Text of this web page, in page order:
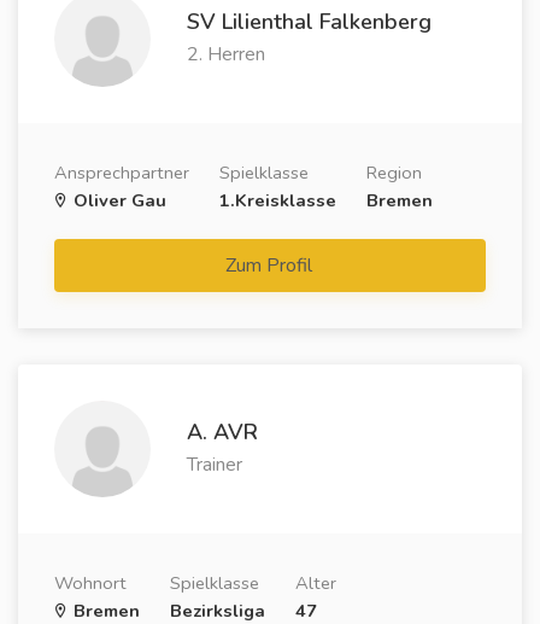
SV Lilienthal Falkenberg
2. Herren
Ansprechpartner
Oliver Gau
Spielklasse
1.Kreisklasse
Region
Bremen
Zum Profil
A. AVR
Trainer
Wohnort
Bremen
Spielklasse
Bezirksliga
Alter
47